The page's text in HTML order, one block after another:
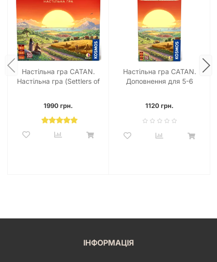
Настільна гра CATAN.
Настільна гра (Settlers of
1990 грн.
Настільна гра CATAN.
Доповнення для 5-6
1120 грн.
ІНФОРМАЦІЯ